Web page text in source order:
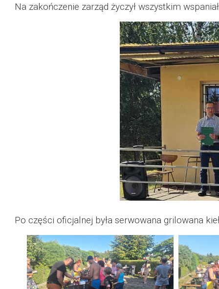
Na zakończenie zarząd życzył wszystkim
Po części oficjalnej była serwowana grilowana